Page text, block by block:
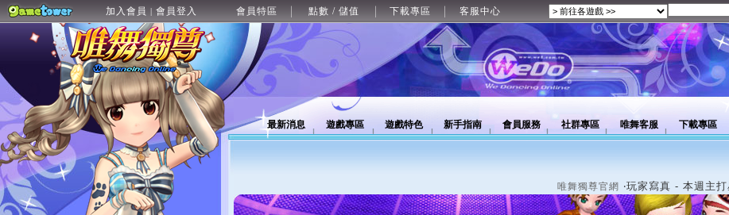
加入會員 | 會員登入 會員特區 點數 / 儲值 下載專區 客服中心
最新消息 遊戲專區 遊戲特色 新手指南 會員服務 社群專區 唯舞客服 下載專區
唯舞獨尊官網 ‧玩家寫真 - 本週主打